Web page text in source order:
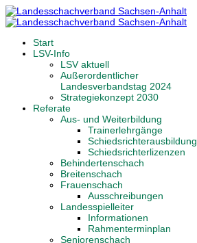
Start
LSV-Info
LSV aktuell
Außerordentlicher
Landesverbandstag 2024
Strategiekonzept 2030
Referate
Aus- und Weiterbildung
Trainerlehrgänge
Schiedsrichterausbildung
Schiedsrichterlizenzen
Behindertenschach
Breitenschach
Frauenschach
Ausschreibungen
Landesspielleiter
Informationen
Rahmenterminplan
Seniorenschach